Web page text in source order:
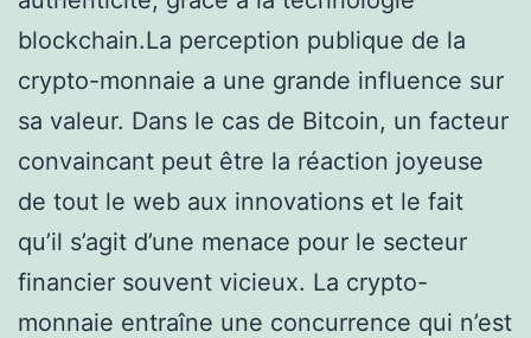
blockchain.La perception publique de la
crypto-monnaie a une grande influence sur
sa valeur. Dans le cas de Bitcoin, un facteur
convaincant peut être la réaction joyeuse
de tout le web aux innovations et le fait
qu’il s’agit d’une menace pour le secteur
financier souvent vicieux. La crypto-
monnaie entraîne une concurrence qui n’est